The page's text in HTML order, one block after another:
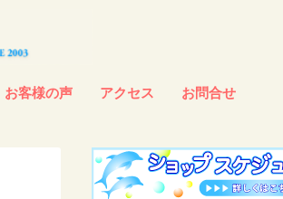
お客様の声 アクセス お問合せ